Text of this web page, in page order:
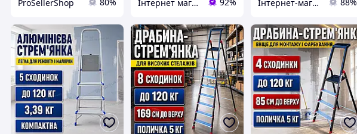
ProSellerShop Інтернет магазин S-Pool Інтернет-магазин "Vel24"